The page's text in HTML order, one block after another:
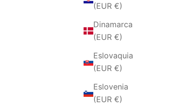
(EUR €)
Dinamarca
(EUR €)
Eslovaquia
(EUR €)
Eslovenia
(EUR €)